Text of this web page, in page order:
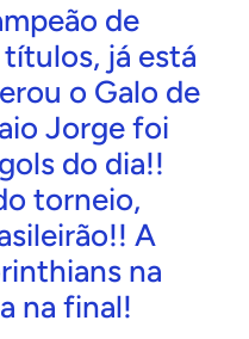
de
já está
o Galo de
Jorge foi
do dia!!
torneio,
A
na
na final!